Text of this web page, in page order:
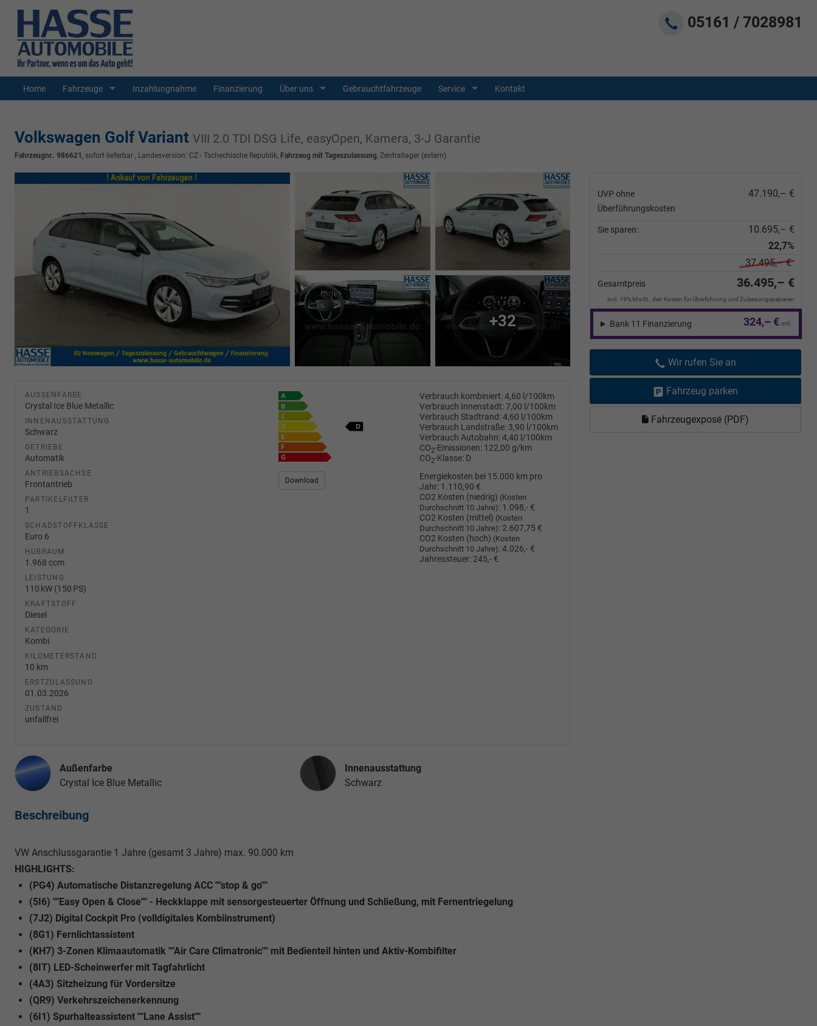
05161 / 7028981
Home Fahrzeuge Inzahlungnahme Finanzierung Über uns Gebrauchtfahrzeuge Service Kontakt
Volkswagen Golf Variant VIII 2.0 TDI DSG Life, easyOpen, Kamera, 3-J Garantie
Fahrzeugnr.: 986621 , sofort lieferbar , Landesversion: CZ - Tschechische Republik, Fahrzeug mit Tageszulassung, Zentrallager (extern)
UVP ohne
Überführungskosten
47.190,– €
Sie sparen:
10.695,– €
22,7%
37.495,– €
Gesamtpreis 36.495,– €
incl. 19% MwSt., den Kosten für Überführung und Zulassungspapieren
324,– € mtl.
Bank 11 Finanzierung
Wir rufen Sie an
Fahrzeug parken
Fahrzeugexposé (PDF)
+32
AUSSENFARBE
Crystal Ice Blue Metallic
INNENAUSSTATTUNG
Schwarz
GETRIEBE
Automatik
ANTRIEBSACHSE
Frontantrieb
PARTIKELFILTER
1
SCHADSTOFFKLASSE
Euro 6
HUBRAUM
1.968 ccm
LEISTUNG
110 kW (150 PS)
KRAFTSTOFF
Diesel
KATEGORIE
Kombi
KILOMETERSTAND
10 km
ERSTZULASSUNG
01.03.2026
ZUSTAND
unfallfrei
Verbrauch kombiniert:4,60 l/100km
Verbrauch Innenstadt:7,00 l/100km
Verbrauch Stadtrand:4,60 l/100km
Verbrauch Landstraße: 3,90 l/100km
Verbrauch Autobahn:4,40 l/100km
CO2-Emissionen: 122,00 g/km
CO2-Klasse: D
Download
Energiekosten bei 15.000 km pro
Jahr: 1.110,90 €
CO2 Kosten (niedrig) (Kosten
Durchschnitt 10 Jahre): 1.098,- €
CO2 Kosten (mittel) (Kosten
Durchschnitt 10 Jahre): 2.607,75 €
CO2 Kosten (hoch) (Kosten
Durchschnitt 10 Jahre):4.026,- €
Jahressteuer: 245,- €
Außenfarbe
Crystal Ice Blue Metallic
Innenausstattung
Innenausstattung
Schwarz
Beschreibung
VW Anschlussgarantie 1 Jahre (gesamt 3 Jahre) max. 90.000 km
HIGHLIGHTS:
(PG4) Automatische Distanzregelung ACC ""stop & go""
(5I6) ""Easy Open & Close"" - Heckklappe mit sensorgesteuerter Öffnung und Schließung, mit Fernentriegelung
(7J2) Digital Cockpit Pro (volldigitales Kombiinstrument)
(8G1) Fernlichtassistent
(KH7) 3-Zonen Klimaautomatik ""Air Care Climatronic"" mit Bedienteil hinten und Aktiv-Kombifilter
(8IT) LED-Scheinwerfer mit Tagfahrlicht
(4A3) Sitzheizung für Vordersitze
(QR9) Verkehrszeichenerkennung
(6I1) Spurhalteassistent ""Lane Assist""